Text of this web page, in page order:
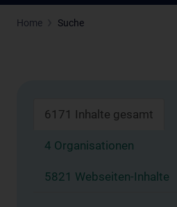
Home Suche
6171 Inhalte gesamt
4 Organisationen
5821 Webseiten-Inhalte